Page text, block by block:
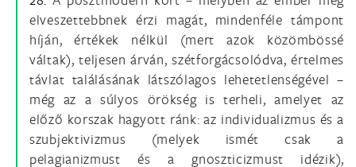
elveszettebbnek érzi magát, mindenféle támpont
híján, értékek nélkül (mert azok közömbössé
váltak), teljesen árván, szétforgácsolódva, értelmes
távlat találásának látszólagos lehetetlenségével –
még az a súlyos örökség is terheli, amelyet az
előző korszak hagyott ránk: az individualizmus és a
szubjektivizmus (melyek ismét csak a
pelagianizmust és a gnoszticizmust idézik),